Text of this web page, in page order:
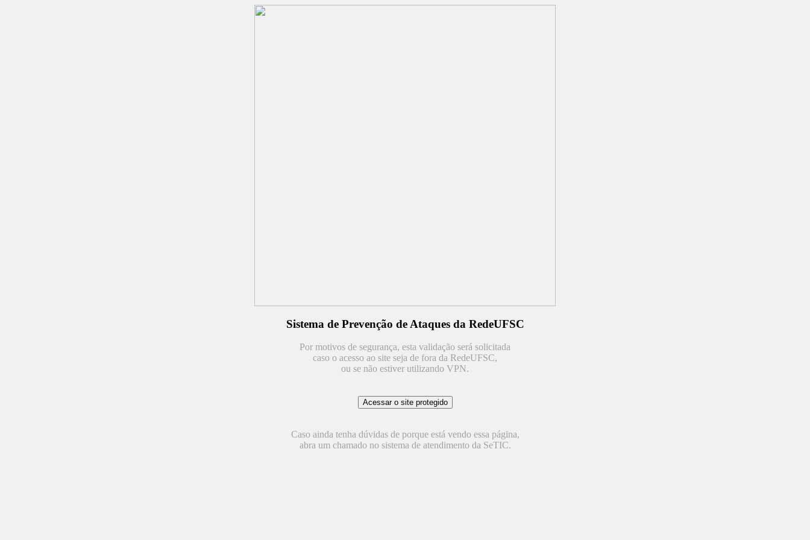
Sistema de Prevenção de Ataques da RedeUFSC
Por motivos de segurança, esta validação será solicitada
caso o acesso ao site seja de fora da RedeUFSC,
ou se não estiver utilizando VPN.
Caso ainda tenha dúvidas de porque está vendo essa página,
abra um chamado no sistema de atendimento da SeTIC.